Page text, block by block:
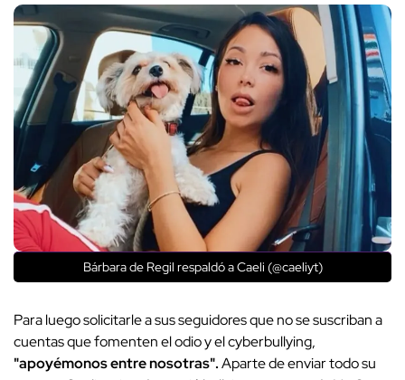
Bárbara de Regil respaldó a Caeli (@caeliyt)
Para luego solicitarle a sus seguidores que no se suscriban a
cuentas que fomenten el odio y el cyberbullying,
"apoyémonos entre nosotras".Aparte de enviar todo su